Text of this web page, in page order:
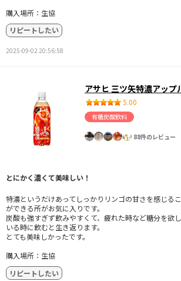
購入場所：生協
リピートしたい
2025-09-02 20:56:58
アサヒ 三ツ矢特濃アップ
5.00
有糖炭酸飲料
88件のレビュー
とにかく濃くて美味しい！
特濃というだけあってしっかりリンゴの甘さを感じる
ができる所がお気に入りです。
炭酸も強すぎず飲みやすくて、疲れた時など糖分を欲
いる時に飲むと生き返ります。
とても美味しかったです。
購入場所：生協
リピートしたい